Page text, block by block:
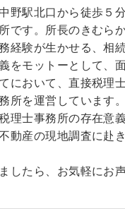
野駅北口から徒歩５
です。所長のきむら
経験が生かせる、相
モットーとして、
において、直接税理
所を運営しています。
理士事務所の存在意
動産の現地調査に赴
たら、お気軽にお